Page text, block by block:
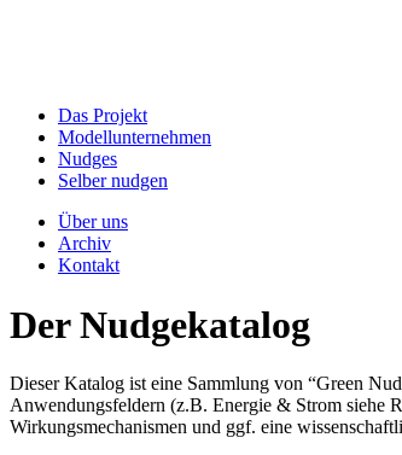
Das Projekt
Modellunternehmen
Nudges
Selber nudgen
Über uns
Archiv
Kontakt
Der Nudgekatalog
Dieser Katalog ist eine Sammlung von “Green
Anwendungsfeldern (z.B. Energie & Strom siehe
Wirkungsmechanismen und ggf. eine